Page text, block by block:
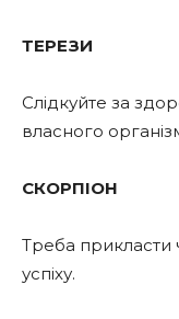
ТЕРЕЗИ
Слідкуйте за
власного
СКОРПІОН
Треба прикласти
успіху.